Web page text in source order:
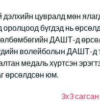
дэлхийн цувралд мөн
оролцоод бүгдэд нь
ДАШТ-д
волейболын ДАШТ-д
медаль хүртсэн
өрсөлдсөн юм.
3х3